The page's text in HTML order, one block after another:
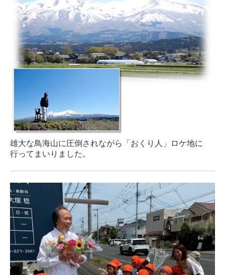
雄大な鳥海山に圧倒されながら「おくり人」ロケ地に
行ってまいりました。